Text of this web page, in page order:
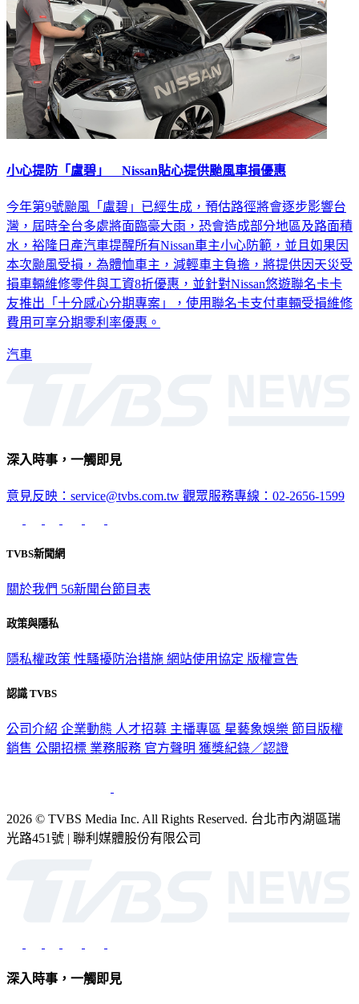
小心提防「盧碧」 Nissan貼心提供颱風車損優惠
今年第9號颱風「盧碧」已經生成，預估路徑將會逐步影響台
灣，屆時全台多處將面臨豪大雨，恐會造成部分地區及路面積
水，裕隆日產汽車提醒所有Nissan車主小心防範，並且如果因
本次颱風受損，為體恤車主，減輕車主負擔，將提供因天災受
損車輛維修零件與工資8折優惠，並針對Nissan悠遊聯名卡卡
友推出「十分感心分期專案」，使用聯名卡支付車輛受損維修
費用可享分期零利率優惠。
汽車
深入時事，一觸即見
意見反映：service@tvbs.com.tw 觀眾服務專線：02-2656-1599
TVBS新聞網
關於我們 56新聞台節目表
政策與隱私
隱私權政策 性騷擾防治措施 網站使用協定 版權宣告
認識 TVBS
公司介紹 企業動態 人才招募 主播專區 星藝象娛樂 節目版權
銷售 公開招標 業務服務 官方聲明 獲獎紀錄／認證
2026 © TVBS Media Inc. All Rights Reserved. 台北市內湖區瑞
光路451號 | 聯利媒體股份有限公司
深入時事，一觸即見